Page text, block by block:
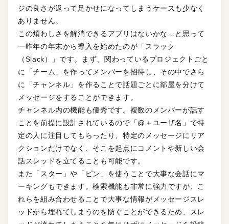
ジの良さが返って足かせになってしまうケースも少なく
ありません。
この煩わしさを解消できるアプリはないかな…と思って
一昨年の年末から導入を始めたのが「スラック
（Slack）」です。まず、関わっているプロジェクトごと
に「チーム」を作ってメンバーを招待し、その中でさら
に「チャンネル」を作ることで話題ごとに部屋を分けて
メッセージをすることができます。
チャンネル内の機能も優秀です。複数のメンバーが話す
ことを前提に設計されているので「@＋ユーザ名」で特
定の人に注目してもらったり、特定のメッセージにリア
クションだけでなく、そこを起点にコメントや新しい会
話スレッドを立てることも可能です。
また「スター」や「ピン」を使うことで大事な会話にマ
ーキングもできます。検索機能も非常に強力ですが、こ
れらを組み合わせることで大事な情報がメッセージスレ
ッドから埋れてしまうのを防ぐことができるため、スレ